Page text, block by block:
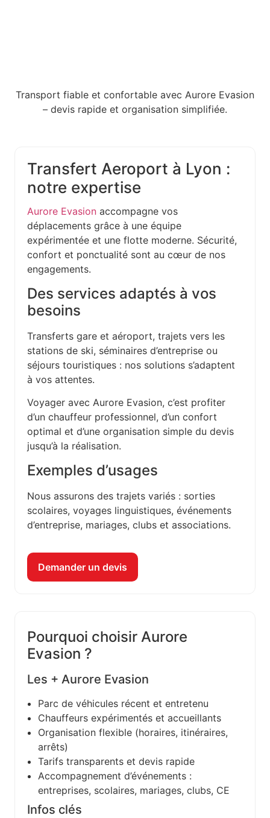
Transport fiable et confortable avec Aurore Evasion
– devis rapide et organisation simplifiée.
Transfert Aeroport à Lyon :
notre expertise
Aurore Evasion accompagne vos
déplacements grâce à une équipe
expérimentée et une flotte moderne. Sécurité,
confort et ponctualité sont au cœur de nos
engagements.
Des services adaptés à vos
besoins
Transferts gare et aéroport, trajets vers les
stations de ski, séminaires d’entreprise ou
séjours touristiques : nos solutions s’adaptent
à vos attentes.
Voyager avec Aurore Evasion, c’est profiter
d’un chauffeur professionnel, d’un confort
optimal et d’une organisation simple du devis
jusqu’à la réalisation.
Exemples d’usages
Nous assurons des trajets variés : sorties
scolaires, voyages linguistiques, événements
d’entreprise, mariages, clubs et associations.
Demander un devis
Pourquoi choisir Aurore
Evasion ?
Les + Aurore Evasion
Parc de véhicules récent et entretenu
Chauffeurs expérimentés et accueillants
Organisation flexible (horaires, itinéraires,
arrêts)
Tarifs transparents et devis rapide
Accompagnement d’événements :
entreprises, scolaires, mariages, clubs, CE
Infos clés